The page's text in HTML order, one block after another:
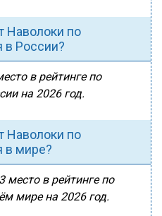
Наволоки по
в России?
в рейтинге по
на 2026 год.
Наволоки по
в мире?
место в рейтинге по
мире на 2026 год.